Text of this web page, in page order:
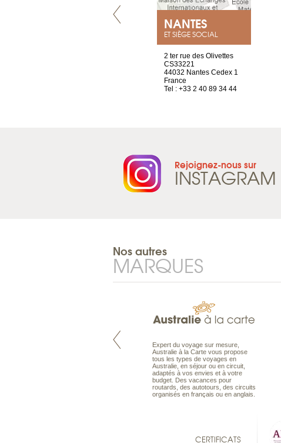
NANTES
ET SIÈGE SOCIAL
2 ter rue des Olivettes
CS33221
44032 Nantes Cedex 1
France
Tel : +33 2 40 89 34 44
Rejoignez-nous sur
INSTAGRAM
Nos autres
MARQUES
Pacifique à la carte est le spécialiste
Expert du voyage sur mesure,
Australie à la Carte vous propose
tous les types de voyages en
Australie, en séjour ou en circuit,
adaptés à vos envies et à votre
budget. Des vacances pour
routards, des autotours, des circuits
organisés en français ou en anglais.
CERTIFICATS